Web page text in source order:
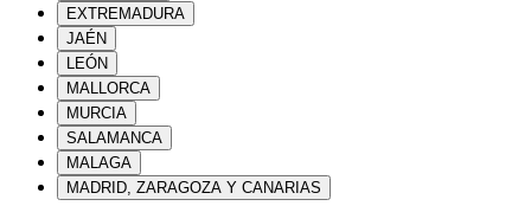
EXTREMADURA
JAÉN
LEÓN
MALLORCA
MURCIA
SALAMANCA
MALAGA
MADRID, ZARAGOZA Y CANARIAS